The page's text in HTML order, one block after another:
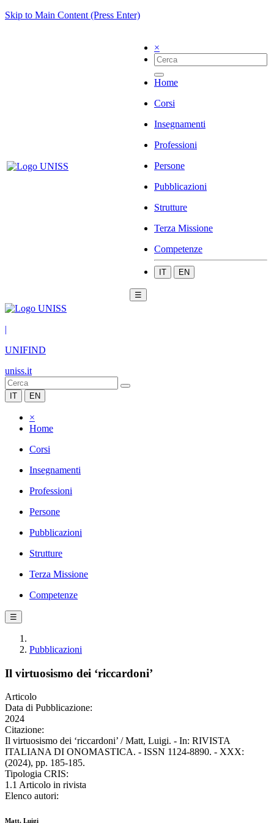
Skip to Main Content (Press Enter)
×
Home
Corsi
Insegnamenti
Professioni
Persone
Pubblicazioni
Strutture
Terza Missione
Competenze
IT EN
☰
|
UNIFIND
uniss.it
IT EN
×
Home
Corsi
Insegnamenti
Professioni
Persone
Pubblicazioni
Strutture
Terza Missione
Competenze
☰
Pubblicazioni
Il virtuosismo dei ‘riccardoni’
Articolo
Data di Pubblicazione:
2024
Citazione:
Il virtuosismo dei ‘riccardoni’ / Matt, Luigi. - In: RIVISTA
ITALIANA DI ONOMASTICA. - ISSN 1124-8890. - XXX:
(2024), pp. 185-185.
Tipologia CRIS:
1.1 Articolo in rivista
Elenco autori:
Matt, Luigi